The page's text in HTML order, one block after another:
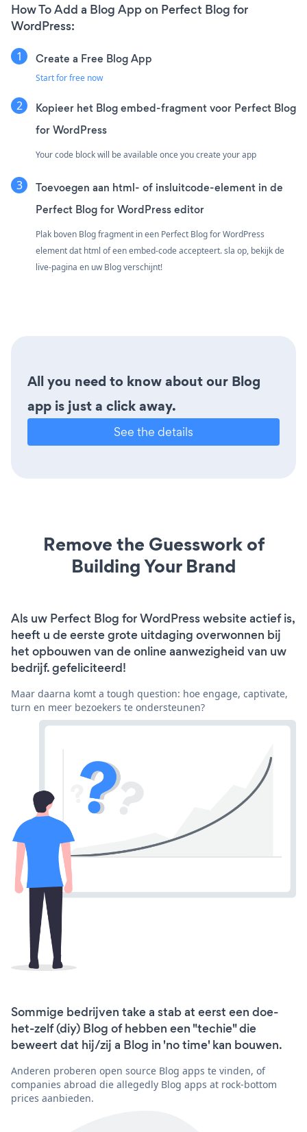
How To Add a Blog App on Perfect Blog for
WordPress:
Create a Free Blog App
Start for free now
Kopieer het Blog embed-fragment voor Perfect Blog
for WordPress
Your code block will be available once you create your app
Toevoegen aan html- of insluitcode-element in de
Perfect Blog for WordPress editor
Plak boven Blog fragment in een Perfect Blog for WordPress
element dat html of een embed-code accepteert. sla op, bekijk de
live-pagina en uw Blog verschijnt!
All you need to know about our Blog
app is just a click away.
See the details
Remove the Guesswork of
Building Your Brand
Als uw Perfect Blog for WordPress website actief is,
heeft u de eerste grote uitdaging overwonnen bij
het opbouwen van de online aanwezigheid van uw
bedrijf. gefeliciteerd!
Maar daarna komt a tough question: hoe engage, captivate,
turn en meer bezoekers te ondersteunen?
Sommige bedrijven take a stab at eerst een doe-
het-zelf (diy) Blog of hebben een "techie" die
beweert dat hij/zij a Blog in 'no time' kan bouwen.
Anderen proberen open source Blog apps te vinden, of
companies abroad die allegedly Blog apps at rock-bottom
prices aanbieden.